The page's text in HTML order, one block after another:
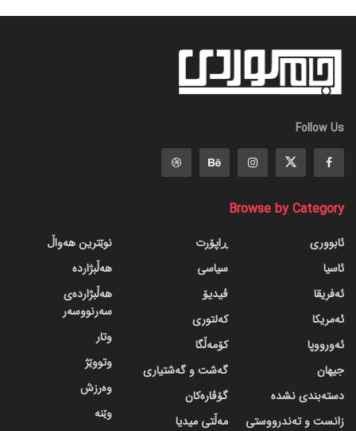
Follow Us
Browse by Category
ئابووری
ئاسیا
ئەفریقا
ئەمریکا
ئەورووپا
جیهان
دسته‌بندی نشده
زانست و تەندرووستی
ڕاپۆرت
سیاسی
ڤیدیۆ
کەلتوری
کۆمەڵگا
گه‌شت و گه‌شتیاری
گۆڤاره‌کان
مەڵتی میدیا
نوێترین هەواڵ
هەڵبژاردە
هەڵبژاردەی
سەرنووسەر
وتار
وتووێژ
وەرزش
وێنە